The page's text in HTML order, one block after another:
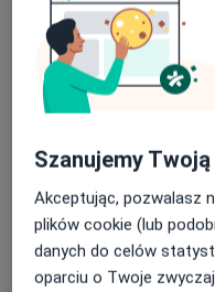
26 Kwietnia 35/36,
Konsultacja online
Pokaż więcej usług
mgr Sylwia Prawdzik
psycholog
Pokaż profil
Szanujemy
Akceptując, pozwalasz
plików cookie (lub
danych do celów
oparciu o Twoje